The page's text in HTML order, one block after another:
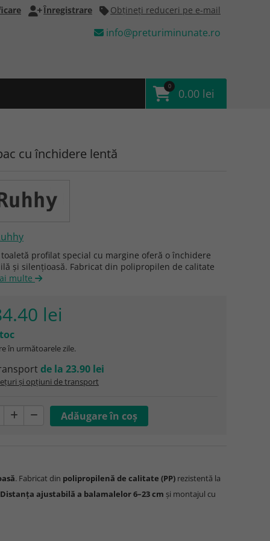
Înregistrare Obţineţi reduceri pe e-mail
info@preturiminunate.ro
0
0.00 lei
cu închidere lentă
toaletă profilat special cu margine oferă o închidere
și silențioasă. Fabricat din polipropilen de calitate
multe
lei
în următoarele zile.
de la 23.90 lei
și opțiuni de transport
. Fabricat din polipropilenă de calitate (PP) rezistentă la
Distanța ajustabilă a balamalelor 6–23 cm și montajul cu